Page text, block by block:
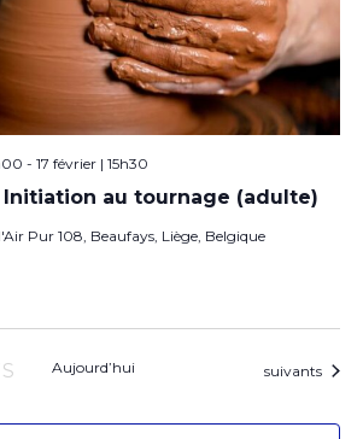
Initiation au tournage (adulte)
- 17 février | 15h30
Pur 108, Beaufays, Liège, Belgique
Aujourd’hui Évènements
suivants